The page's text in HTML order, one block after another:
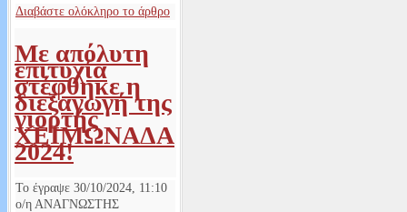
Διαβάστε ολόκληρο το άρθρο
Με απόλυτη
επιτυχία
στέφθηκε η
διεξαγωγή της
γιορτής
ΧΕΙΜΩΝΑΔΑ
2024!
Το έγραψε 30/10/2024, 11:10
ο/η ΑΝΑΓΝΩΣΤΗΣ